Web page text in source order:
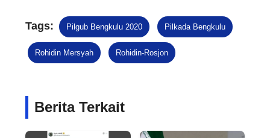
Tags: Pilgub Bengkulu 2020 Pilkada Bengkulu
Rohidin Mersyah Rohidin-Rosjon
Berita Terkait